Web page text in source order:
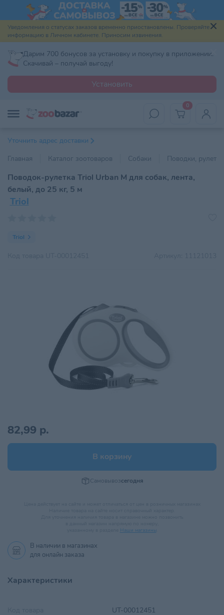
Уведомления о статусах заказов временно приостановлены. Проверяйте
информацию в Личном кабинете. Приносим извинения.
Дарим 700 бонусов за установку и покупку в приложении.
Скачивай – получай выгоду!
Установить
0
Уточнить адрес доставки
Главная
Каталог зоотоваров Собаки Поводки, рулетки
Поводок-рулетка Triol Urban M для собак, лента,
белый, до 25 кг, 5 м
Triol
Triol
82,99 р.
В корзину
Самовывозсегодня
Наши магазины.
В наличии в магазинах
для онлайн заказа
Характеристики
UT-00012451